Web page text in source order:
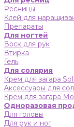
Ресницы
Клей для
Препараты
Для ногтей
Воск для рук
Втирка
Гель
Для солярия
Крем для загара
Аксессуары для
Крем для загара
Одноразовая
Для головы
Для рук и ног